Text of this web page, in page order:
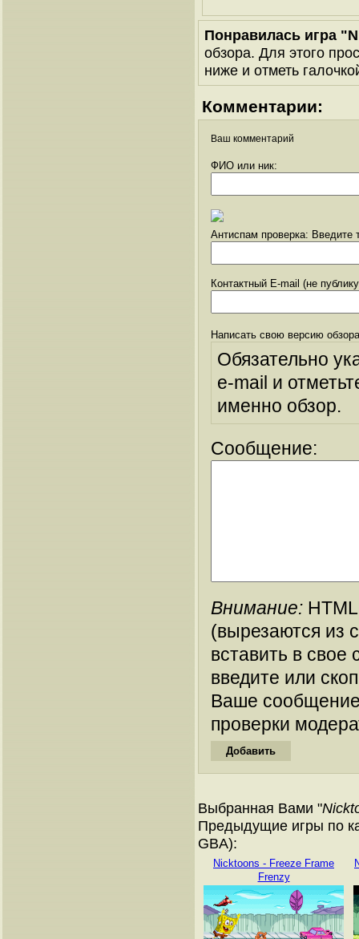
Понравилась игра
обзора. Для этого
ниже и отметь
Комментарии:
Ваш комментарий
ФИО или ник:
Антиспам проверка: Введите
Контактный E-mail (не
Написать свою версию
Обязательно
e-mail и
именно обзор.
Сообщение:
Внимание:
(вырезаются из
вставить в
введите или
Ваше
проверки
Выбранная Вами "
Предыдущие игры по
GBA):
Nicktoons - Freeze Frame
Frenzy